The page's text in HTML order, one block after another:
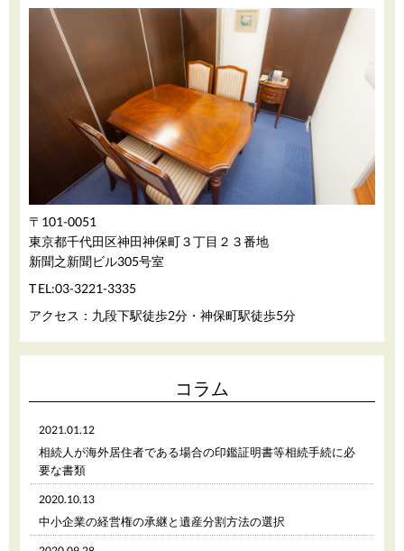
〒101-0051
東京都千代田区神田神保町３丁目２３番地
新聞之新聞ビル305号室
TEL:03-3221-3335
アクセス：九段下駅徒歩2分・神保町駅徒歩5分
コラム
2021.01.12
相続人が海外居住者である場合の印鑑証明書等相続手続に必
要な書類
2020.10.13
中小企業の経営権の承継と遺産分割方法の選択